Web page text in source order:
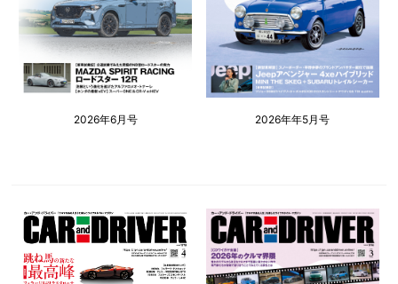
2026年6月号 2026年年5月号